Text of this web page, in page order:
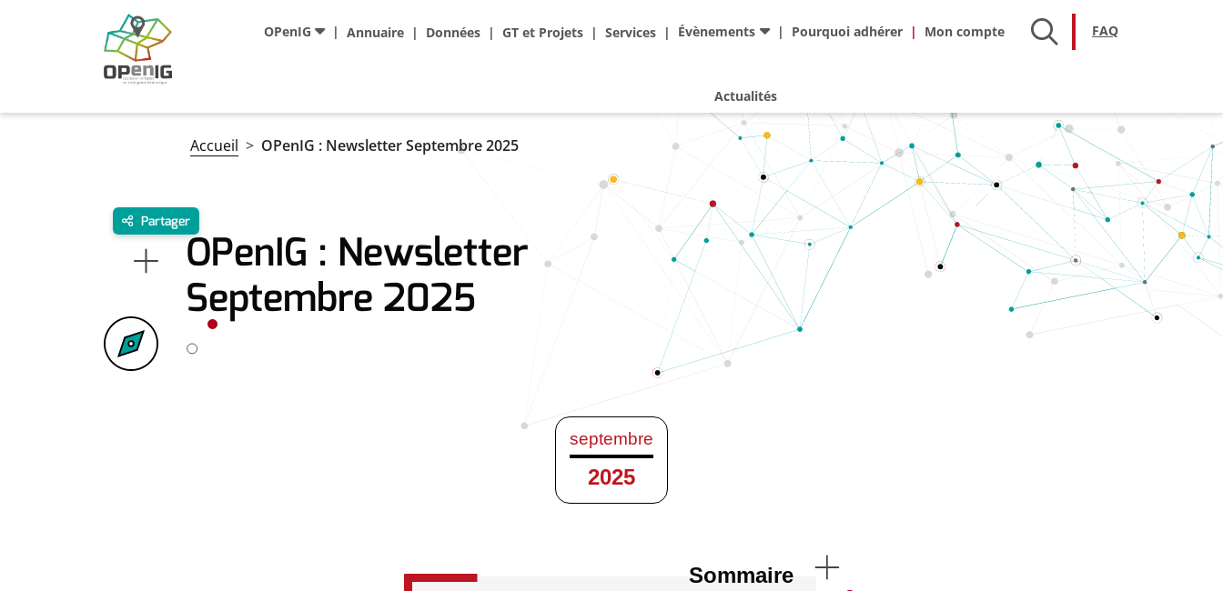
Aller au contenu principal
Navigation principale
OPenIG Annuaire Données GT et Projets Services Évènements
Actualités
Adhésion
Pourquoi adhérer FAQFAQ
Fil d'Ariane
Accueil OPenIG : Newsletter Septembre 2025
OPenIG : Newsletter
Septembre 2025
Partager
septembre
2025
Sommaire